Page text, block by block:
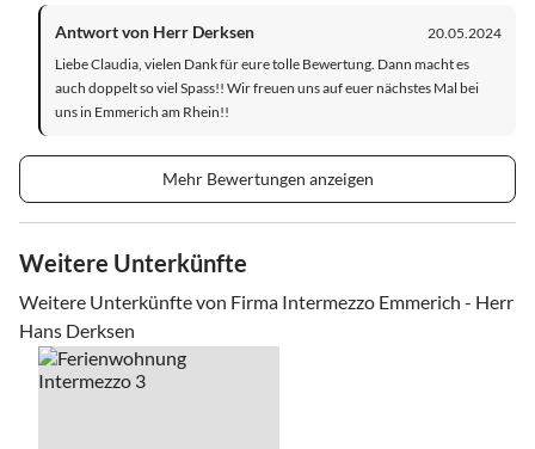
Antwort von Herr Derksen
20.05.2024
Liebe Claudia, vielen Dank für eure tolle Bewertung. Dann macht es
auch doppelt so viel Spass!! Wir freuen uns auf euer nächstes Mal bei
uns in Emmerich am Rhein!!
Mehr Bewertungen anzeigen
Weitere Unterkünfte
Weitere Unterkünfte von Firma Intermezzo Emmerich - Herr
Hans Derksen